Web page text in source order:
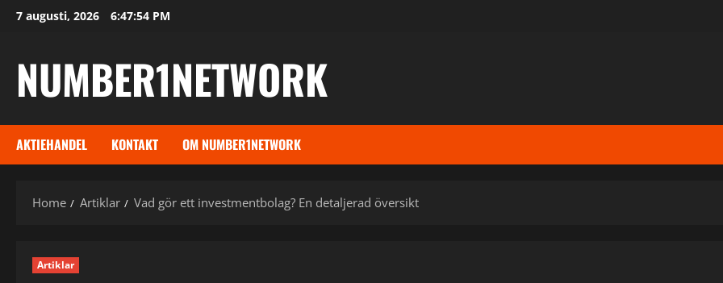
Skip7 augusti, 2026 6:47:55 PM
NUMBER1NETWORK
AKTIEHANDEL KONTAKT OM NUMBER1NETWORK
Home Artiklar Vad gör ett investmentbolag? En detaljerad översikt
Artiklar